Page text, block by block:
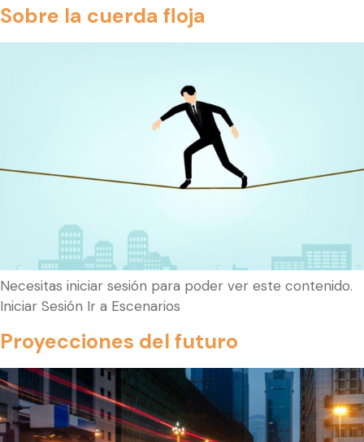
Sobre la cuerda floja
Necesitas iniciar sesión para poder ver este contenido.
Iniciar Sesión Ir a Escenarios
Proyecciones del futuro